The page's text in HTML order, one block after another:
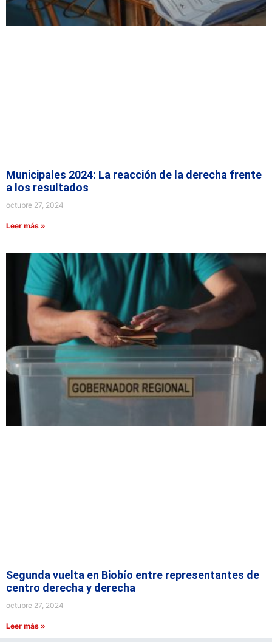
Municipales 2024: La reacción de la derecha frente
a los resultados
octubre 27, 2024
Leer más »
Segunda vuelta en Biobío entre representantes de
centro derecha y derecha
octubre 27, 2024
Leer más »